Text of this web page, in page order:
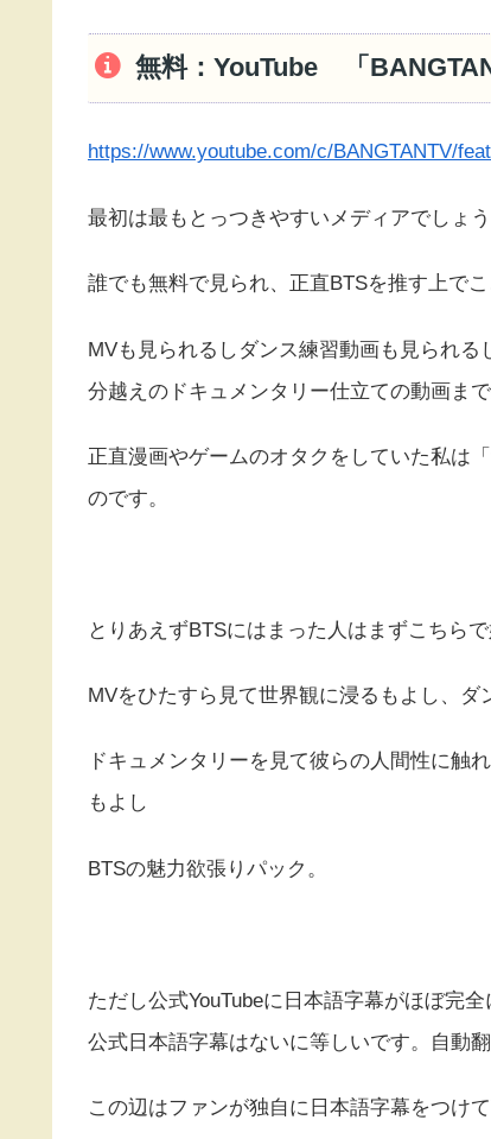
無料：YouTube 「
https://www.youtube.com/c/BANGTANTV/
最初は最もとっつきやすいメディアでしょう
誰でも無料で見られ、正直BTSを推す上で
MVも見られるしダンス練習動画も見られ
分越えのドキュメンタリー仕立ての動画まで
正直漫画やゲームのオタクをしていた私は
のです。
とりあえずBTSにはまった人はまずこちら
MVをひたすら見て世界観に浸るもよし、ダ
ドキュメンタリーを見て彼らの人間性に触
もよし
BTSの魅力欲張りパック。
ただし公式YouTubeに日本語字幕がほぼ完
公式日本語字幕はないに等しいです。自動
この辺はファンが独自に日本語字幕をつけ